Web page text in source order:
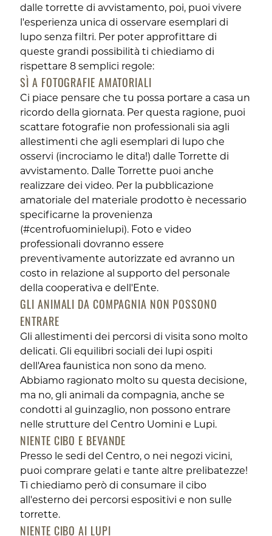
dalle torrette di avvistamento, poi, puoi vivere
l'esperienza unica di osservare esemplari di
lupo senza filtri. Per poter approfittare di
queste grandi possibilità ti chiediamo di
rispettare 8 semplici regole:
SÌ A FOTOGRAFIE AMATORIALI
Ci piace pensare che tu possa portare a casa un
ricordo della giornata. Per questa ragione, puoi
scattare fotografie non professionali sia agli
allestimenti che agli esemplari di lupo che
osservi (incrociamo le dita!) dalle Torrette di
avvistamento. Dalle Torrette puoi anche
realizzare dei video. Per la pubblicazione
amatoriale del materiale prodotto è necessario
specificarne la provenienza
(#centrofuominielupi). Foto e video
professionali dovranno essere
preventivamente autorizzate ed avranno un
costo in relazione al supporto del personale
della cooperativa e dell'Ente.
GLI ANIMALI DA COMPAGNIA NON POSSONO
ENTRARE
Gli allestimenti dei percorsi di visita sono molto
delicati. Gli equilibri sociali dei lupi ospiti
dell'Area faunistica non sono da meno.
Abbiamo ragionato molto su questa decisione,
ma no, gli animali da compagnia, anche se
condotti al guinzaglio, non possono entrare
nelle strutture del Centro Uomini e Lupi.
NIENTE CIBO E BEVANDE
Presso le sedi del Centro, o nei negozi vicini,
puoi comprare gelati e tante altre prelibatezze!
Ti chiediamo però di consumare il cibo
all'esterno dei percorsi espositivi e non sulle
torrette.
NIENTE CIBO AI LUPI